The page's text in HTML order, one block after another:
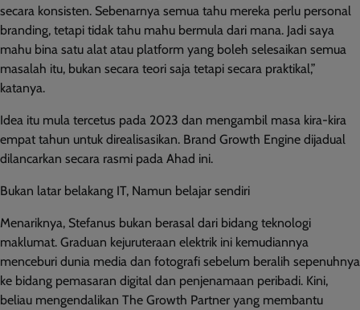
secara konsisten. Sebenarnya semua tahu mereka perlu personal
branding, tetapi tidak tahu mahu bermula dari mana. Jadi saya
mahu bina satu alat atau platform yang boleh selesaikan semua
masalah itu, bukan secara teori saja tetapi secara praktikal,”
katanya.
Idea itu mula tercetus pada 2023 dan mengambil masa kira-kira
empat tahun untuk direalisasikan. Brand Growth Engine dijadual
dilancarkan secara rasmi pada Ahad ini.
Bukan latar belakang IT, Namun belajar sendiri
Menariknya, Stefanus bukan berasal dari bidang teknologi
maklumat. Graduan kejuruteraan elektrik ini kemudiannya
menceburi dunia media dan fotografi sebelum beralih sepenuhnya
ke bidang pemasaran digital dan penjenamaan peribadi. Kini,
beliau mengendalikan The Growth Partner yang membantu